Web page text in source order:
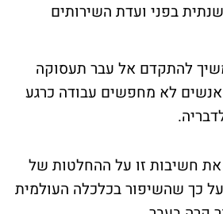
שנתית בפני ועדת השירותים
להתקדם אל עבר תעסוקה
אנשים לא מחפשים עבודה כרגע
את חשיבות זו על ההחלטות של
על כך שהשיפור בכלכלה העולמית